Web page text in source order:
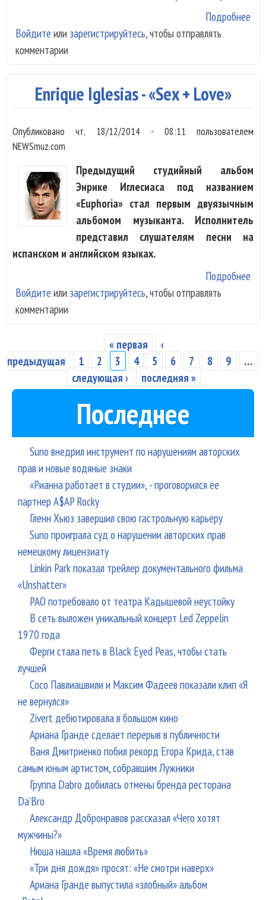
Подробнее
Войдите или зарегистрируйтесь, чтобы отправлять
комментарии
Enrique Iglesias - «Sex + Love»
Опубликованочт, 18/12/2014 - 08:11 пользователем
NEWSmuz.com
Предыдущий студийный альбом
Энрике Иглесиаса под названием
«Euphoria» стал первым двуязычным
альбомом музыканта. Исполнитель
представил слушателям песни на
испанском и английском языках.
Подробнее
Войдите или зарегистрируйтесь, чтобы отправлять
комментарии
Страницы
« первая
‹
предыдущая
1 2 3 4 5 6 7 8 9
…
следующая ›
последняя »
Последнее
Suno внедрил инструмент по нарушениям авторских
прав и новые водяные знаки
«Рианна работает в студии», - проговорился ее
партнер A$AP Rocky
Гленн Хьюз завершил свою гастрольную карьеру
Suno проиграла суд о нарушении авторских прав
немецкому лицензиату
Linkin Park показал трейлер документального фильма
«Unshatter»
РАО потребовало от театра Кадышевой неустойку
В сеть выложен уникальный концерт Led Zeppelin
1970 года
Ферги стала петь в Black Eyed Peas, чтобы стать
лучшей
Сосо Павлиашвили и Максим Фадеев показали клип «Я
не вернулся»
Zivert дебютировала в большом кино
Ариана Гранде сделает перерыв в публичности
Ваня Дмитриенко побил рекорд Егора Крида, став
самым юным артистом, собравшим Лужники
Группа Dabro добилась отмены бренда ресторана
Da'Bro
Александр Добронравов рассказал «Чего хотят
мужчины?»
Нюша нашла «Время любить»
«Три дня дождя» просят: «Не смотри наверх»
Ариана Гранде выпустила «злобный» альбом